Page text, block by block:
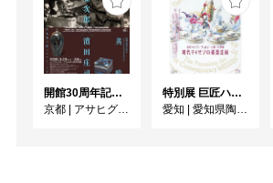
開館30周年記念 山本爲三郎・河井寬次郎没後60年記念 「共鳴 河井寬次郎 × 濱田庄司 ー山本爲三郎コレクションより」
京都
アサヒグループ大山崎山荘美術館
特別展 巨匠ハインツ・ヴェルナーの描いた物語（メルヘン） ー現代マイセンの磁器芸術ー
愛知
愛知県陶磁美術館